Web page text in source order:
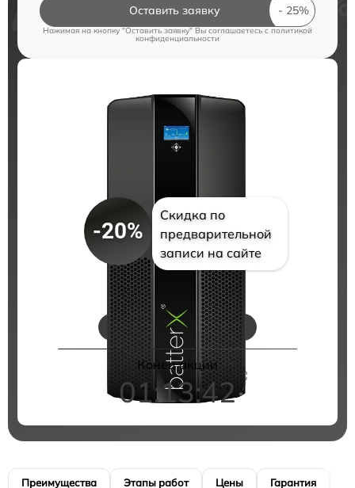
Оставить заявку
Нажимая на кнопку "Оставить заявку" Вы соглашаетесь cполитикой
конфиденциальности
-20%
Скидка по
предварительной
записи на сайте
Цены на ремонт
Конец акции
01:13:41
Преимущества Этапы работ Цены Гарантия